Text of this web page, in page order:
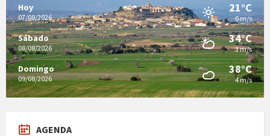
Hoy
07/08/2026
21°C
0 m/s
Sábado
08/08/2026
34°C
3 m/s
Domingo
09/08/2026
38°C
4 m/s
AGENDA